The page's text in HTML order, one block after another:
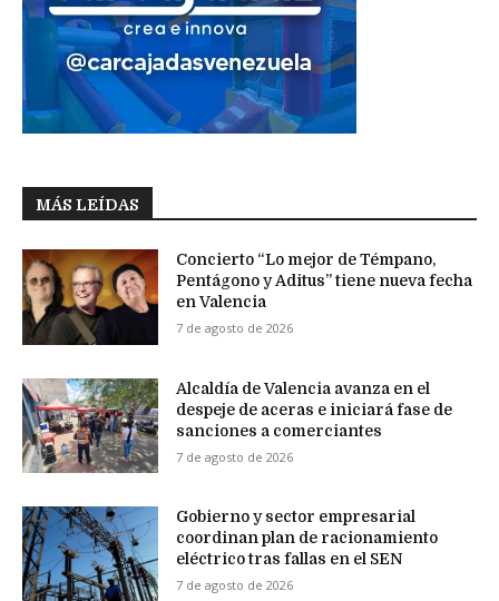
MÁS LEÍDAS
Concierto “Lo mejor de Témpano,
Pentágono y Aditus” tiene nueva fecha
en Valencia
7 de agosto de 2026
Alcaldía de Valencia avanza en el
despeje de aceras e iniciará fase de
sanciones a comerciantes
7 de agosto de 2026
Gobierno y sector empresarial
coordinan plan de racionamiento
eléctrico tras fallas en el SEN
7 de agosto de 2026